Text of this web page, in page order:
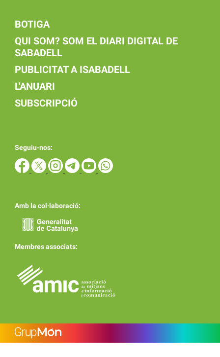
BOTIGA
QUI SOM? SOM EL DIARI DIGITAL DE
SABADELL
PUBLICITAT A ISABADELL
L'ANUARI
SUBSCRIPCIÓ
Seguiu-nos:
Amb la col·laboració:
Membres associats: